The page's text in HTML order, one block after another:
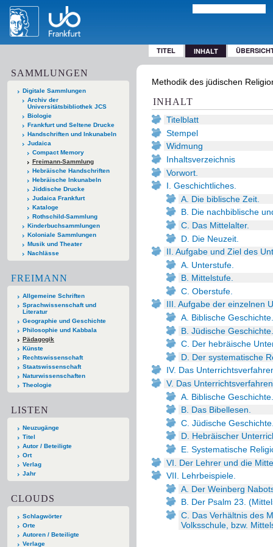
TITEL INHALT
SAMMLUNGEN
Digitale Sammlungen
Archiv der
Universitätsbibliothek JCS
Biologie
Frankfurt und Seltene Drucke
Handschriften und Inkunabeln
Judaica
Compact Memory
Freimann-Sammlung
Hebräische Handschriften
Hebräische Inkunabeln
Jiddische Drucke
Judaica Frankfurt
Kataloge
Rothschild-Sammlung
Kinderbuchsammlungen
Koloniale Sammlungen
Musik und Theater
Nachlässe
FREIMANN
Allgemeine Schriften
Sprachwissenschaft und
Literatur
Geographie und Geschichte
Philosophie und Kabbala
Pädagogik
Künste
Rechtswissenschaft
Staatswissenschaft
Naturwissenschaften
Theologie
LISTEN
Neuzugänge
Titel
Autor / Beteiligte
Ort
Verlag
Jahr
CLOUDS
Schlagwörter
Orte
Autoren / Beteiligte
Verlage
Methodik des jüdischen
INHALT
Titelblatt
Stempel
Widmung
Inhaltsverzeichnis
Vorwort.
I. Geschichtliches.
A. Die biblische Zeit.
B. Die nachbiblische
C. Das Mittelalter.
D. Die Neuzeit.
II. Aufgabe und Ziel des
A. Unterstufe.
B. Mittelstufe.
C. Oberstufe.
III. Aufgabe der einzelnen
A. Biblische Geschichte.
B. Jüdische Geschichte.
C. Der hebräische
D. Der systematische
IV. Das
V. Das
A. Biblische Geschichte.
B. Das Bibellesen.
C. Jüdische
D. Hebräischer
E. Systematische
VI. Der Lehrer und die
VII. Lehrbeispiele.
A. Der Weinberg
B. Der Psalm 23.
C. Das Verhältnis des
Volksschule, bzw.